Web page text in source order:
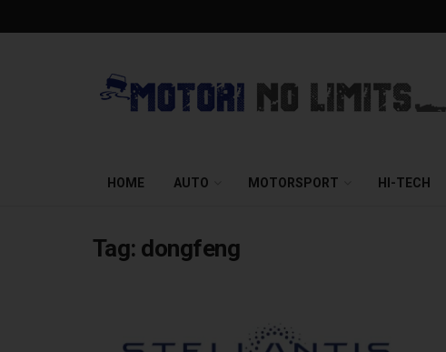
HOME AUTO MOTORSPORT HI-TECH
Tag: dongfeng